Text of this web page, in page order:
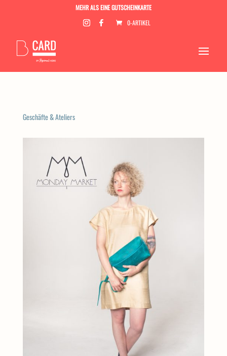
MEHR ALS EINE GUTSCHEINKARTE
0-ARTIKEL
Geschäfte & Ateliers